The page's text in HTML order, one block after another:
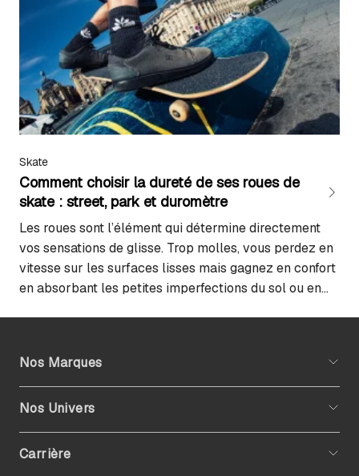
Le nez rivé sur nos écrans,…
Skate
Comment choisir la dureté de ses roues de
skate : street, park et duromètre
Les roues sont l’élément qui détermine directement
vos sensations de glisse. Trop molles, vous perdez en
vitesse sur les surfaces lisses mais gagnez en confort
en absorbant les petites imperfections du sol ou en
elles vous permettent de fuser sur le flat et glisser
plus facilement. La…
Nos Marques
Nos Univers
Carrière